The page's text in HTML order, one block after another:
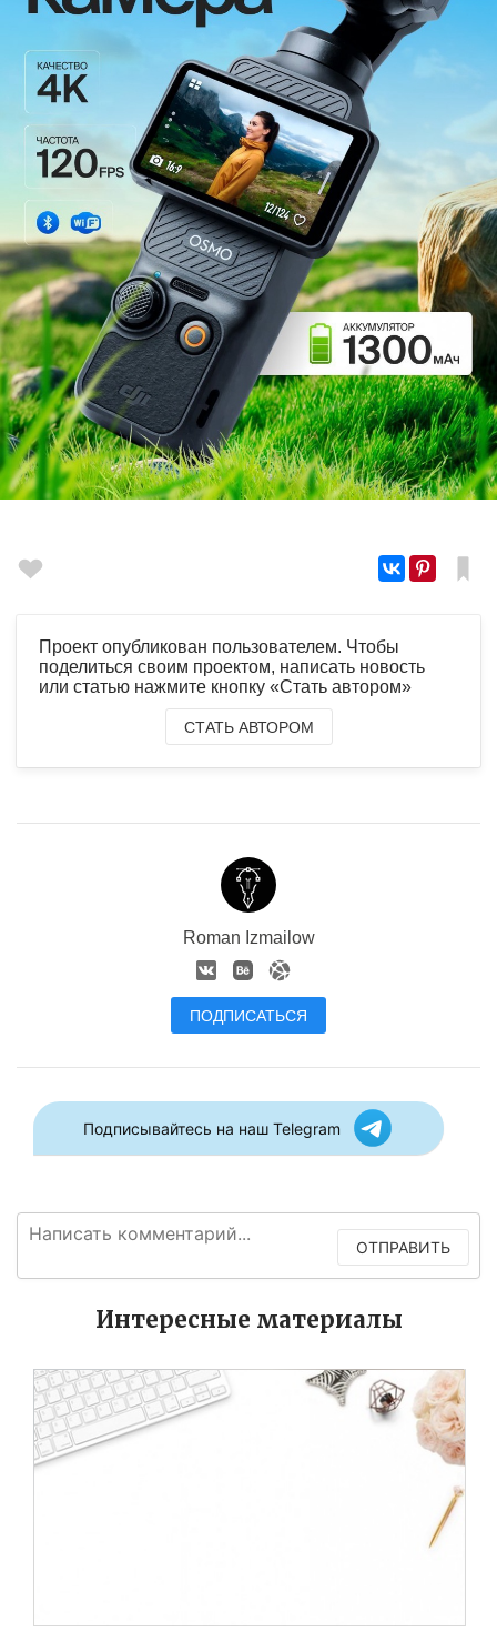
Проект опубликован пользователем. Чтобы
поделиться своим проектом, написать новость
или статью нажмите кнопку «Стать автором»
СТАТЬ АВТОРОМ
Roman Izmailow
ПОДПИСАТЬСЯ
Подписывайтесь на наш Telegram
ОТПРАВИТЬ
Интересные материалы